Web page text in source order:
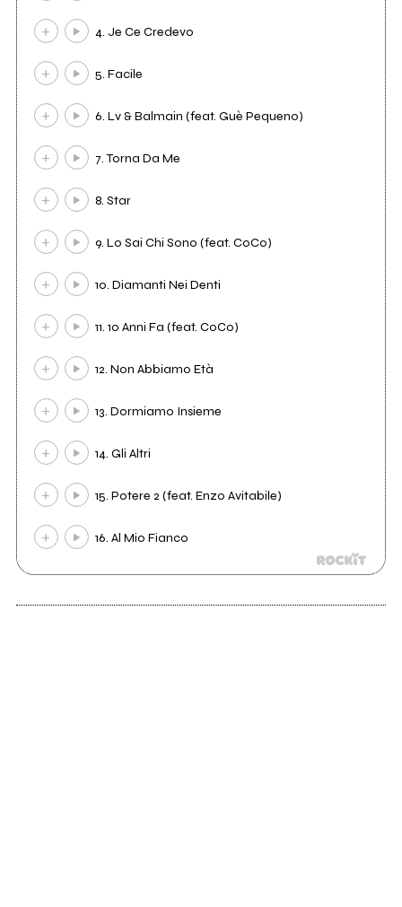
4. Je Ce Credevo
5. Facile
6. Lv & Balmain (feat. Guè Pequeno)
7. Torna Da Me
8. Star
9. Lo Sai Chi Sono (feat. CoCo)
10. Diamanti Nei Denti
11. 10 Anni Fa (feat. CoCo)
12. Non Abbiamo Età
13. Dormiamo Insieme
14. Gli Altri
15. Potere 2 (feat. Enzo Avitabile)
16. Al Mio Fianco